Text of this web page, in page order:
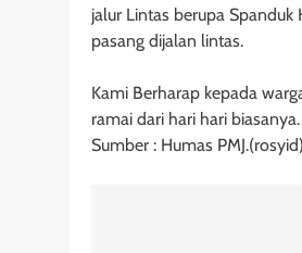
jalur Lintas berupa
pasang dijalan lintas.
Kami Berharap kepada
ramai dari hari hari biasanya.
Sumber : Humas PMJ.(rosyid)